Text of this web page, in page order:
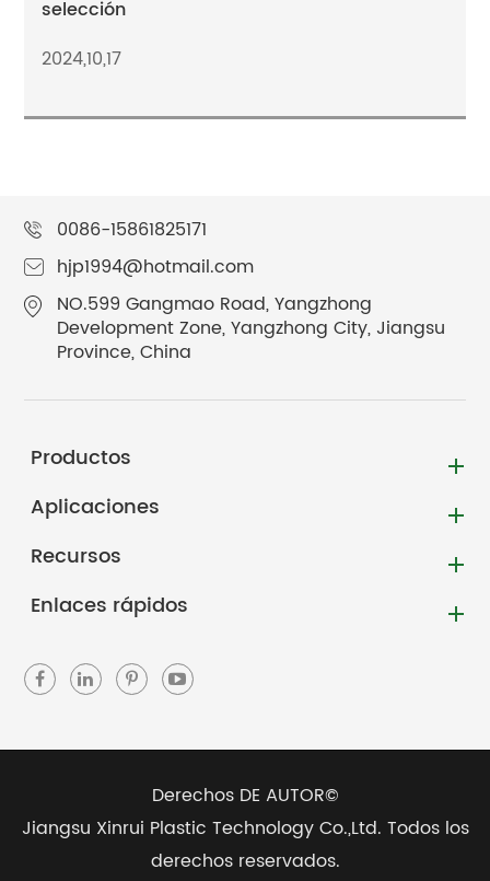
selección
2024,10,17
0086-15861825171
hjp1994@hotmail.com
NO.599 Gangmao Road, Yangzhong
Development Zone, Yangzhong City, Jiangsu
Province, China
Productos
Aplicaciones
Recursos
Enlaces rápidos
Derechos DE AUTOR©
Jiangsu Xinrui Plastic Technology Co.,Ltd. Todos los
derechos reservados.